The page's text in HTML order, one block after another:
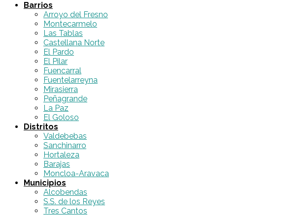
Barrios
Arroyo del Fresno
Montecarmelo
Las Tablas
Castellana Norte
El Pardo
El Pilar
Fuencarral
Fuentelarreyna
Mirasierra
Peñagrande
La Paz
El Goloso
Distritos
Valdebebas
Sanchinarro
Hortaleza
Barajas
Moncloa-Aravaca
Municipios
Alcobendas
S.S. de los Reyes
Tres Cantos